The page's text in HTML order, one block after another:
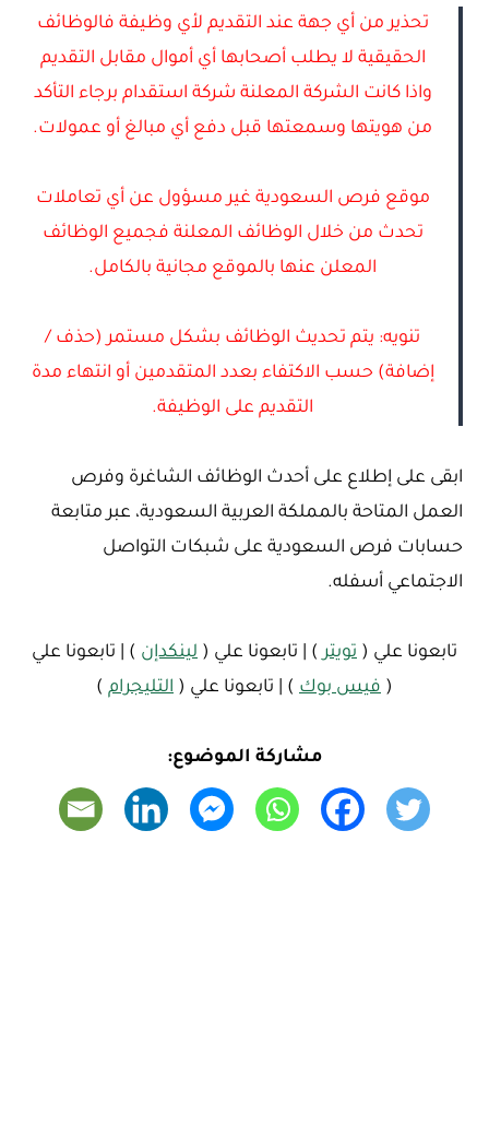
تحذير من أي جهة عند التقديم لأي وظيفة فالوظائف
الحقيقية لا يطلب أصحابها أي أموال مقابل التقديم
واذا كانت الشركة المعلنة شركة استقدام برجاء التأكد
من هويتها وسمعتها قبل دفع أي مبالغ أو عمولات.
موقع فرص السعودية غير مسؤول عن أي تعاملات
تحدث من خلال الوظائف المعلنة فجميع الوظائف
المعلن عنها بالموقع مجانية بالكامل.
تنويه: يتم تحديث الوظائف بشكل مستمر (حذف /
إضافة) حسب الاكتفاء بعدد المتقدمين أو انتهاء مدة
التقديم على الوظيفة.
ابقى على إطلاع على أحدث الوظائف الشاغرة وفرص
العمل المتاحة بالمملكة العربية السعودية، عبر متابعة
حسابات فرص السعودية على شبكات التواصل
الاجتماعي أسفله.
تابعونا علي ( تويتر ) | تابعونا علي ( لينكدإن ) | تابعونا علي
( فيس بوك ) | تابعونا علي ( التليجرام )
مشاركة الموضوع: